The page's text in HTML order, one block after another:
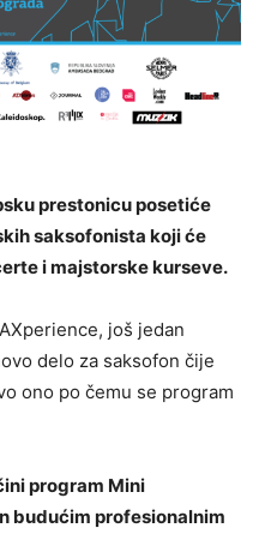
prestonicu posetiće
saksofonista koji će
i majstorske kurseve.
još jedan
delo za saksofon čije
ono po čemu se program
program Mini
budućim profesionalnim